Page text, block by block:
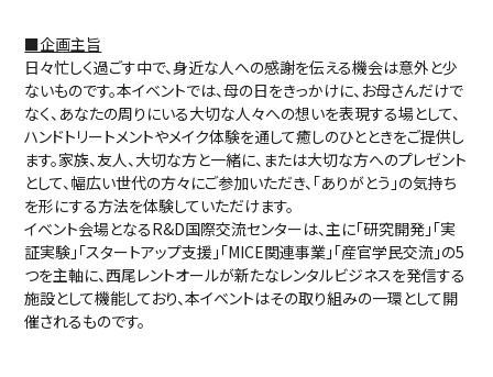
■企画主旨
日々忙しく過ごす中で、身近な人への感謝を伝える機会は意外と少
ないものです。本イベントでは、母の日をきっかけに、お母さんだけで
なく、あなたの周りにいる大切な人々への想いを表現する場として、
ハンドトリートメントやメイク体験を通して癒しのひとときをご提供し
ます。家族、友人、大切な方と一緒に、または大切な方へのプレゼント
として、幅広い世代の方々にご参加いただき、「ありがとう」の気持ち
を形にする方法を体験していただけます。
イベント会場となるR&D国際交流センターは、主に「研究開発」「実
証実験」「スタートアップ支援」「MICE関連事業」「産官学民交流」の5
つを主軸に、西尾レントオールが新たなレンタルビジネスを発信する
施設として機能しており、本イベントはその取り組みの一環として開
催されるものです。